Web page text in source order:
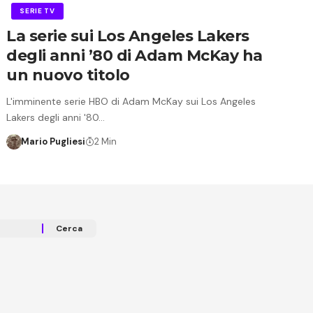
SERIE TV
La serie sui Los Angeles Lakers
degli anni ’80 di Adam McKay ha
un nuovo titolo
L'imminente serie HBO di Adam McKay sui Los Angeles
Lakers degli anni '80…
Mario Pugliesi 2 Min